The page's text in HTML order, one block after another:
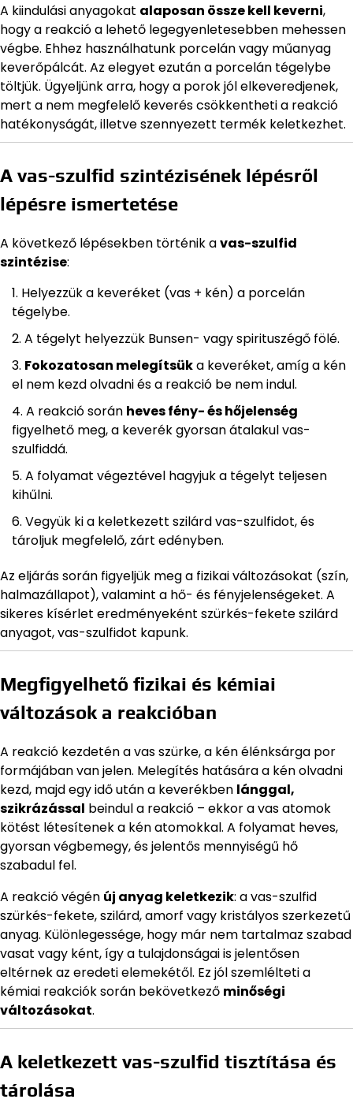
A kiindulási anyagokat alaposan össze kell keverni,
hogy a reakció a lehető legegyenletesebben mehessen
végbe. Ehhez használhatunk porcelán vagy műanyag
keverőpálcát. Az elegyet ezután a porcelán tégelybe
töltjük. Ügyeljünk arra, hogy a porok jól elkeveredjenek,
mert a nem megfelelő keverés csökkentheti a reakció
hatékonyságát, illetve szennyezett termék keletkezhet.
A vas-szulfid szintézisének lépésről
lépésre ismertetése
A következő lépésekben történik avas-szulfid
szintézise:
Helyezzük a keveréket (vas + kén) a porcelán
tégelybe.
A tégelyt helyezzük Bunsen- vagy spirituszégő fölé.
Fokozatosan melegítsüka keveréket, amíg a kén
el nem kezd olvadni és a reakció be nem indul.
A reakció során heves fény- és hőjelenség
figyelhető meg, a keverék gyorsan átalakul vas-
szulfiddá.
A folyamat végeztével hagyjuk a tégelyt teljesen
kihűlni.
Vegyük ki a keletkezett szilárd vas-szulfidot, és
tároljuk megfelelő, zárt edényben.
Az eljárás során figyeljük meg a fizikai változásokat (szín,
halmazállapot), valamint a hő- és fényjelenségeket. A
sikeres kísérlet eredményeként szürkés-fekete szilárd
anyagot, vas-szulfidot kapunk.
Megfigyelhető fizikai és kémiai
változások a reakcióban
A reakció kezdetén a vas szürke, a kén élénksárga por
formájában van jelen. Melegítés hatására a kén olvadni
kezd, majd egy idő után a keverékben lánggal,
szikrázással beindul a reakció – ekkor a vas atomok
kötést létesítenek a kén atomokkal. A folyamat heves,
gyorsan végbemegy, és jelentős mennyiségű hő
szabadul fel.
A reakció végén új anyag keletkezik: a vas-szulfid
szürkés-fekete, szilárd, amorf vagy kristályos szerkezetű
anyag. Különlegessége, hogy már nem tartalmaz szabad
vasat vagy ként, így a tulajdonságai is jelentősen
eltérnek az eredeti elemekétől. Ez jól szemlélteti a
kémiai reakciók során bekövetkező minőségi
változásokat.
A keletkezett vas-szulfid tisztítása és
tárolása